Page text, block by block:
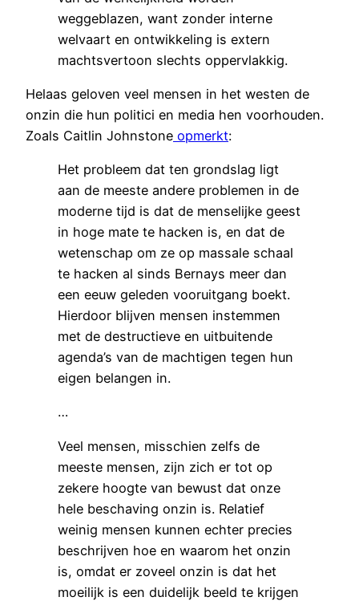
weggeblazen, want zonder interne
welvaart en ontwikkeling is extern
machtsvertoon slechts oppervlakkig.
Helaas geloven veel mensen in het westen de
onzin die hun politici en media hen voorhouden.
Zoals Caitlin Johnstone opmerkt:
Het probleem dat ten grondslag ligt
aan de meeste andere problemen in de
moderne tijd is dat de menselijke geest
in hoge mate te hacken is, en dat de
wetenschap om ze op massale schaal
te hacken al sinds Bernays meer dan
een eeuw geleden vooruitgang boekt.
Hierdoor blijven mensen instemmen
met de destructieve en uitbuitende
agenda’s van de machtigen tegen hun
eigen belangen in.
…
Veel mensen, misschien zelfs de
meeste mensen, zijn zich er tot op
zekere hoogte van bewust dat onze
hele beschaving onzin is. Relatief
weinig mensen kunnen echter precies
beschrijven hoe en waarom het onzin
is, omdat er zoveel onzin is dat het
moeilijk is een duidelijk beeld te krijgen